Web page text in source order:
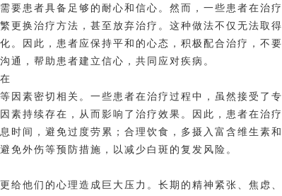
患者具备足够的耐心和信心。然而，一些患者在治疗
更换治疗方法，甚至放弃治疗。这种做法不仅无法取得
。因此，患者应保持平和的心态，积极配合治疗，不要
通，帮助患者建立信心，共同应对疾病。
素密切相关。一些患者在治疗过程中，虽然接受了专
素持续存在，从而影响了治疗效果。因此，患者在治疗
时间，避免过度劳累；合理饮食，多摄入富含维生素和
免外伤等预防措施，以减少白斑的复发风险。
他们的心理造成巨大压力。长期的精神紧张、焦虑、